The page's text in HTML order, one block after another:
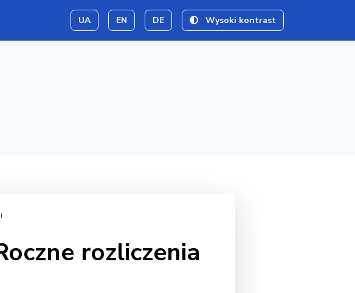
UA EN DE Wysoki kontrast
rozliczenia